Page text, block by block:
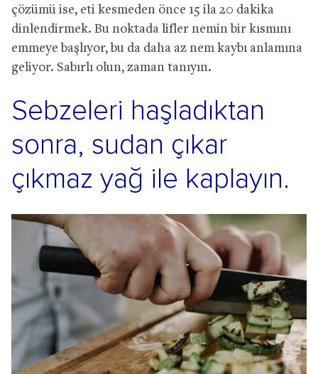
çözümü ise, eti kesmeden önce 15 ila 20 dakika
dinlendirmek. Bu noktada lifler nemin bir kısmını
emmeye başlıyor, bu da daha az nem kaybı anlamına
geliyor. Sabırlı olun, zaman tanıyın.
Sebzeleri haşladıktan
sonra, sudan çıkar
çıkmaz yağ ile kaplayın.